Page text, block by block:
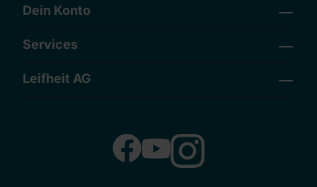
Dein Konto
Services
Leifheit AG